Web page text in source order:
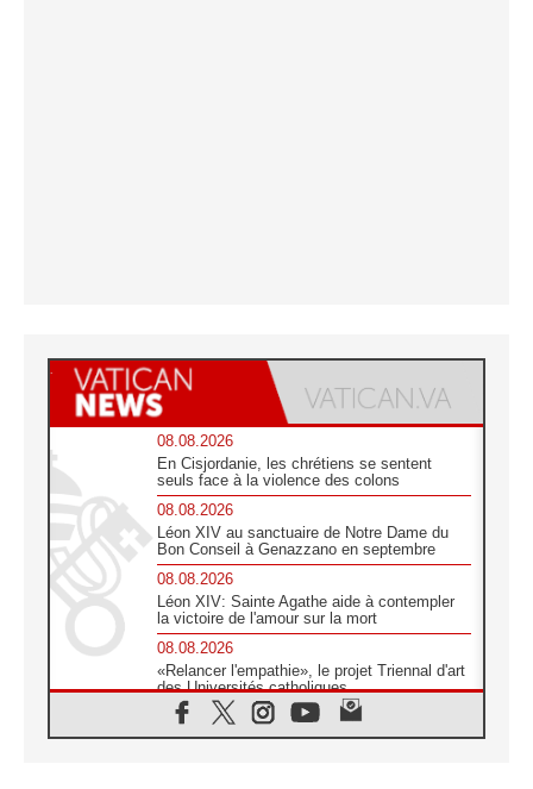
08.08.2026
En Cisjordanie, les chrétiens se sentent
seuls face à la violence des colons
08.08.2026
Léon XIV au sanctuaire de Notre Dame du
Bon Conseil à Genazzano en septembre
08.08.2026
Léon XIV: Sainte Agathe aide à contempler
la victoire de l'amour sur la mort
08.08.2026
«Relancer l'empathie», le projet Triennal d'art
des Universités catholiques
08.08.2026
Signis 2026, donner la parole aux religieuses